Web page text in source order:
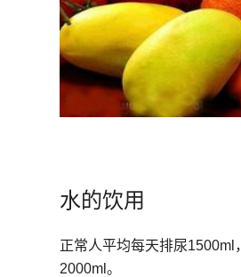
水的饮用
正常人平均每天排尿
2000ml。